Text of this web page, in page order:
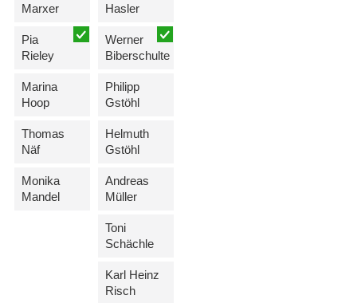
Marxer
Pia
Rieley
Marina
Hoop
Thomas
Näf
Monika
Mandel
Hasler
Werner
Biberschulte
Philipp
Gstöhl
Helmuth
Gstöhl
Andreas
Müller
Toni
Schächle
Karl Heinz
Risch